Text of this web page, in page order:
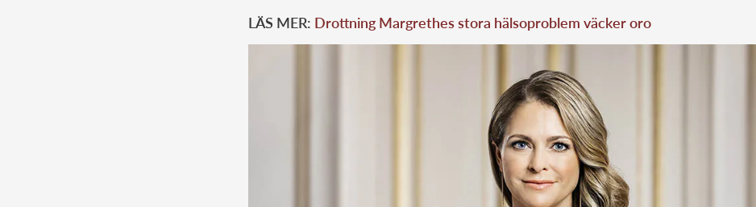
LÄS MER: Drottning Margrethes stora hälsoproblem väcker oro